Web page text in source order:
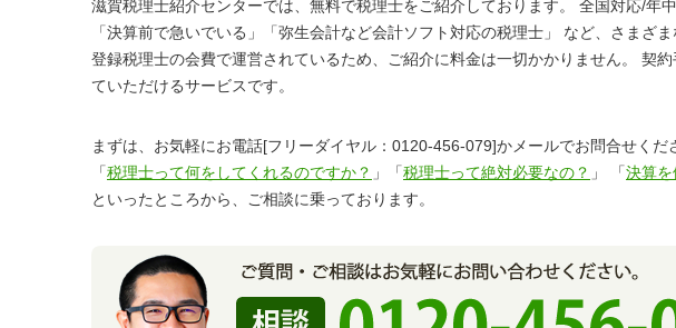
滋賀税理士紹介センターでは、無料で税理士をご紹介しております。 全国対応/年
「決算前で急いでいる」「弥生会計など会計ソフト対応の税理士」 など、さまざま
登録税理士の会費で運営されているため、ご紹介に料金は一切かかりません。 契
ていただけるサービスです。
まずは、お気軽にお電話[フリーダイヤル：0120-456-079]かメールでお問合せく
「税理士って何をしてくれるのですか？ 」「税理士って絶対必要なの？ 」 「決算
といったところから、ご相談に乗っております。